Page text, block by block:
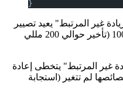
غير المرتبط" يعيد تصيير
الـ 100 (تأخير حوالي 200 مللي
غير المرتبط" يتخطى إعادة
لم تتغير (استجابة